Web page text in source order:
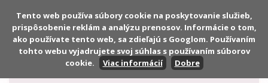
Počet:0 ks
Cena: 0,00 €
Tento web používa súbory cookie na poskytovanie služieb,
prispôsobenie reklám a analýzu prenosov. Informácie o tom,
ako používate tento web, sa zdieľajú s Googlom. Používaním
tohto webu vyjadrujete svoj súhlas s používaním súborov
cookie.
Viac informácií Dobre